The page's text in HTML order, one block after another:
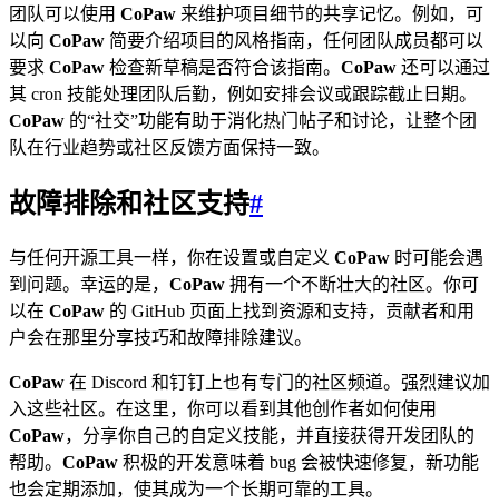
团队可以使用 CoPaw 来维护项目细节的共享记忆。例如，可
以向 CoPaw 简要介绍项目的风格指南，任何团队成员都可以
要求 CoPaw 检查新草稿是否符合该指南。 CoPaw 还可以通过
其 cron 技能处理团队后勤，例如安排会议或跟踪截止日期。
CoPaw 的“社交”功能有助于消化热门帖子和讨论，让整个团
队在行业趋势或社区反馈方面保持一致。
故障排除和社区支持#
与任何开源工具一样，你在设置或自定义 CoPaw 时可能会遇
到问题。幸运的是， CoPaw 拥有一个不断壮大的社区。你可
以在 CoPaw 的 GitHub 页面上找到资源和支持，贡献者和用
户会在那里分享技巧和故障排除建议。
CoPaw 在 Discord 和钉钉上也有专门的社区频道。强烈建议加
入这些社区。在这里，你可以看到其他创作者如何使用
CoPaw，分享你自己的自定义技能，并直接获得开发团队的
帮助。 CoPaw 积极的开发意味着 bug 会被快速修复，新功能
也会定期添加，使其成为一个长期可靠的工具。